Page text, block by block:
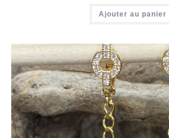
Ajouter au panier